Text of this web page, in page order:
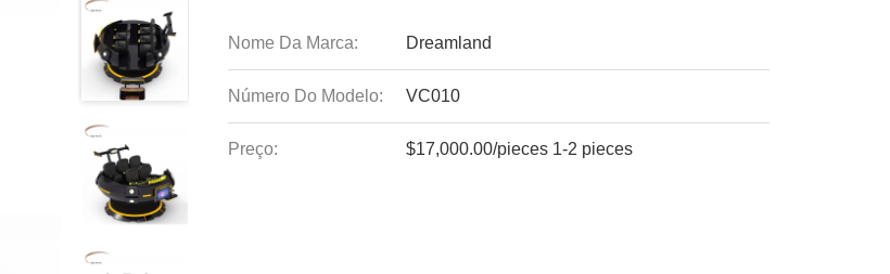
Nome Da Marca: Dreamland
Número Do Modelo: VC010
Preço: $17,000.00/pieces 1-2 pieces